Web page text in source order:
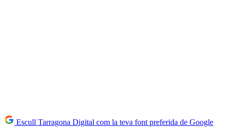
Escull Tarragona Digital com la teva font preferida de Google